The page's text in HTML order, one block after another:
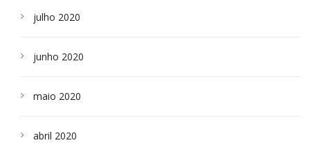
julho 2020
junho 2020
maio 2020
abril 2020